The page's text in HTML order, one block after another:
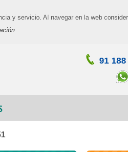
y servicio. Al navegar en la web
91